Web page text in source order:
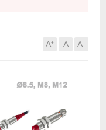
A⁺ A A⁻